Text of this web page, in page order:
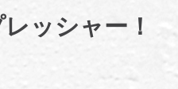
ッシャー！